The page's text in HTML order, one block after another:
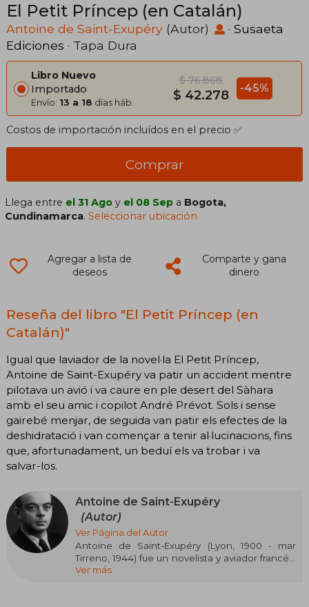
El Petit Príncep (en Catalán)
Antoine de Saint-Exupéry (Autor) · Susaeta
Ediciones · Tapa Dura
Libro Nuevo
Importado
Envío: 13 a 18 días háb.
$ 76.868
$ 42.278 -45%
Costos de importación incluídos en el precio ✅
Comprar
Llega entre el 31 Ago y el 08 Sep a Bogota,
Cundinamarca.Seleccionar ubicación
Agregar a lista de
deseos
Comparte y gana
dinero
Reseña del libro "El Petit Príncep (en
Catalán)"
Igual que laviador de la novel·la El Petit Príncep,
Antoine de Saint-Exupéry va patir un accident mentre
pilotava un avió i va caure en ple desert del Sàhara
amb el seu amic i copilot André Prévot. Sols i sense
gairebé menjar, de seguida van patir els efectes de la
deshidratació i van començar a tenir al·lucinacions, fins
que, afortunadament, un beduí els va trobar i va
salvar-los.
Antoine de Saint-Exupéry
(Autor)
Ver Página del Autor
Antoine de Saint-Exupéry (Lyon, 1900 - mar
Tirreno, 1944) fue un novelista y aviador francés,
cuyas experiencias como piloto inspiraron gran
Ver más